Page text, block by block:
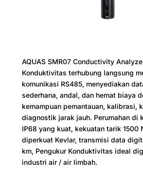
AQUAS SMR07 Conductivity
Konduktivitas terhubung langsung
komunikasi RS485, menyediakan
sederhana, andal, dan hemat biaya
kemampuan pemantauan, kalibrasi,
diagnostik jarak jauh. Perumahan di
IP68 yang kuat, kekuatan tarik 1500
diperkuat Kevlar, transmisi data
km, Pengukur Konduktivitas ideal
industri air / air limbah.